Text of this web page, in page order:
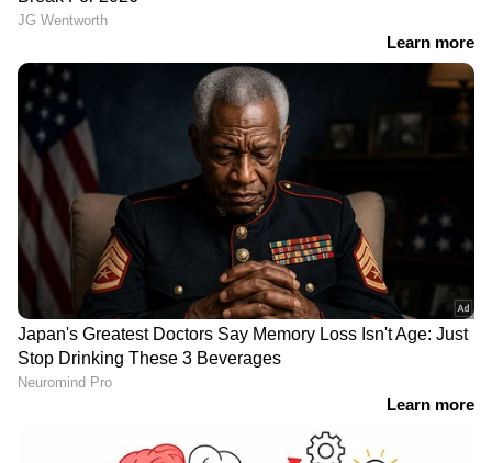
LATEST VIDEOS
ജലനിരപ്പ് കുറഞ്ഞെങ്കിലും ദുരിതം
ഒഴിയാതെ കുട്ടനാട്ടുകാര്‍; വെള്ളം
ഇറങ്ങാൻ ഇനിയും സമയമെടുക്കും
News@1PM | ഒരുമണി വാർത്ത
വിശദമായി | 08 August 2026